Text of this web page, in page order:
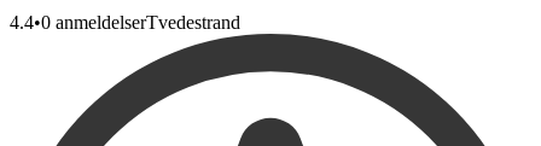
4.4•0 anmeldelserTvedestrand